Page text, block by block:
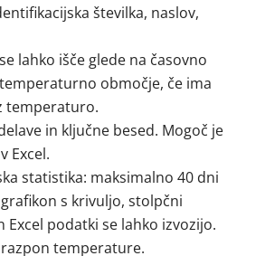
številka, naslov,
lahko išče glede na časovno
območje, če ima
temperaturo.
in ključne besed. Mogoč je
Excel.
statistika: maksimalno 40 dni
s krivuljo, stolpčni
Excel podatki se lahko izvozijo.
temperature.